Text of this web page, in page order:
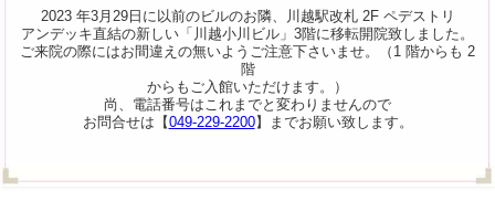
2023 年3月29日に以前のビルのお隣、川越駅改札 2F ペデストリ
アンデッキ直結の新しい「川越小川ビル」3階に移転開院致しました。
ご来院の際にはお間違えの無いようご注意下さいませ。（1 階からも 2
階
からもご入館いただけます。）
尚、電話番号はこれまでと変わりませんので
お問合せは【049-229-2200】までお願い致します。